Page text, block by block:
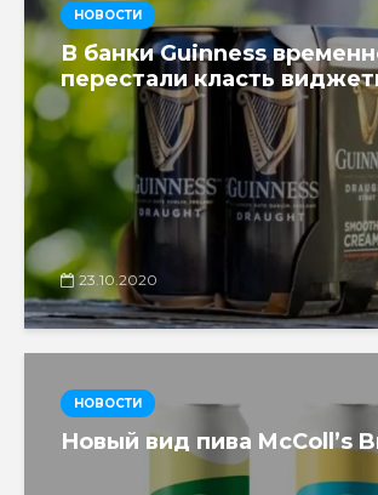
НОВОСТИ
В банки Guinness
перестали класть
23.10.2020
НОВОСТИ
Новый вид пива McColl’s